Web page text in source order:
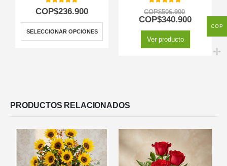
5.00out of 5
COP$236.900
SELECCIONAR OPCIONES
5.00out of 5
COP$506.900
COP$340.900
Ver producto
PRODUCTOS RELACIONADOS
COP